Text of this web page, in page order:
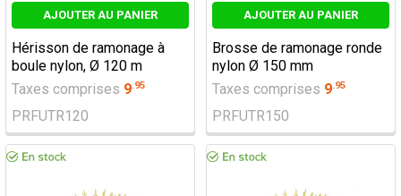
AJOUTER AU PANIER
Hérisson de ramonage à
boule nylon, Ø 120 m
Taxes comprises 9.95
PRFUTR120
AJOUTER AU PANIER
Brosse de ramonage ronde
nylon Ø 150 mm
Taxes comprises 9.95
PRFUTR150